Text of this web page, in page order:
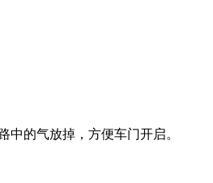
的气放掉，方便车门开启。